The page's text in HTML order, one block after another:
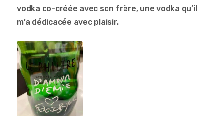
vodka co-créée avec son frère, une vodka qu’il
m’a dédicacée avec plaisir.